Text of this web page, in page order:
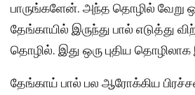
பாருங்களேன். அந்த தொழில் வேறு
தேங்காயில் இருந்து பால் எடுத்து
தொழில். இது ஒரு புதிய தொழிலாக
தேங்காய் பால் பல ஆரோக்கிய